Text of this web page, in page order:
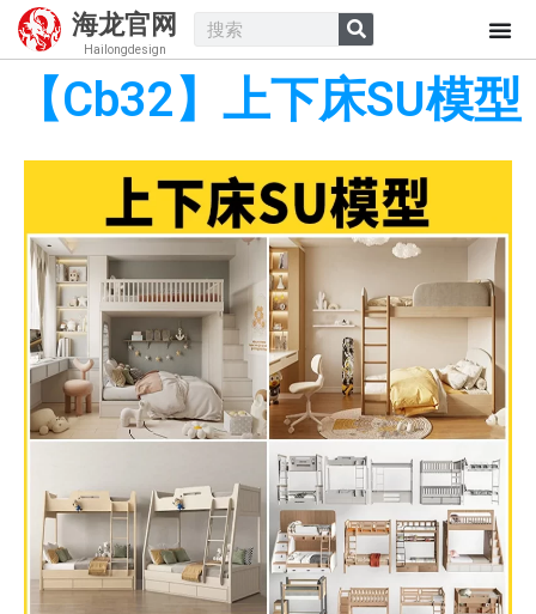
海龙官网
Hailongdesign
【Cb32】上下床SU模型